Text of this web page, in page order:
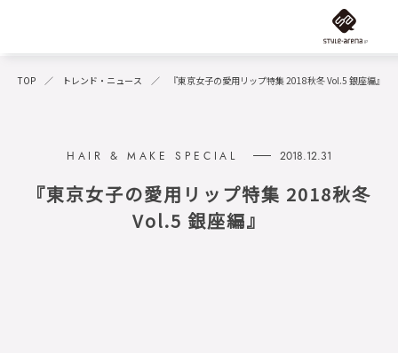
TOP トレンド・ニュース 『東京女子の愛用リップ特集 2018秋冬 Vol.5 銀座編』
2018.12.31
『東京女子の愛用リップ特集 2018秋冬
Vol.5 銀座編』